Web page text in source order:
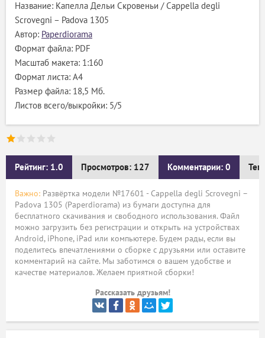
Название: Капелла Дельи Скровеньи / Cappella degli
Scrovegni – Padova 1305
Автор: Paperdiorama
Формат файла: PDF
Масштаб макета: 1:160
Формат листа: А4
Размер файла: 18,5 Мб.
Листов всего/выкройки: 5/5
Рейтинг: 1.0 Просмотров: 127 Комментарии: 0
Важно: Развёртка модели №17601 - Cappella degli Scrovegni –
Padova 1305 (Paperdiorama) из бумаги доступна для
бесплатного скачивания и свободного использования. Файл
можно загрузить без регистрации и открыть на устройствах
Android, iPhone, iPad или компьютере. Будем рады, если вы
поделитесь впечатлениями о сборке с друзьями или оставите
комментарий на сайте. Мы заботимся о вашем удобстве и
качестве материалов. Желаем приятной сборки!
Рассказать друзьям!